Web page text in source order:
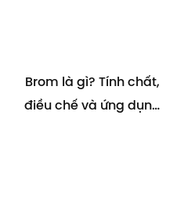
Brom là gì? Tính chất,
điều chế và ứng dụng